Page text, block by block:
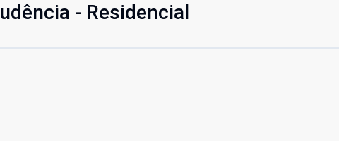
- Residencial